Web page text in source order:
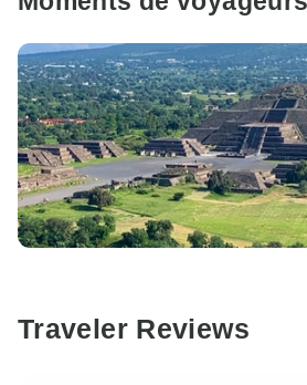
Traveler Reviews